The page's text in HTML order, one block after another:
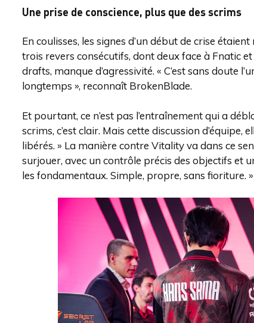
Une prise de conscience, plus que des scrims
En coulisses, les signes d’un début de crise
trois revers consécutifs, dont deux face à Fnatic
drafts, manque d’agressivité. « C’est sans doute
longtemps », reconnaît BrokenBlade.
Et pourtant, ce n’est pas l’entraînement qui a
scrims, c’est clair. Mais cette discussion
libérés. » La manière contre Vitality va dans ce
surjouer, avec un contrôle précis des objectifs et
les fondamentaux. Simple, propre, sans fioriture. »